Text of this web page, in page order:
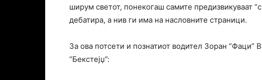
ширум светот, понекогаш самите предизвикуваат
дебатира, а нив ги има на насловните страници.
За ова потсети и познатиот водител Зоран “Фаци”
“Бекстејџ”: